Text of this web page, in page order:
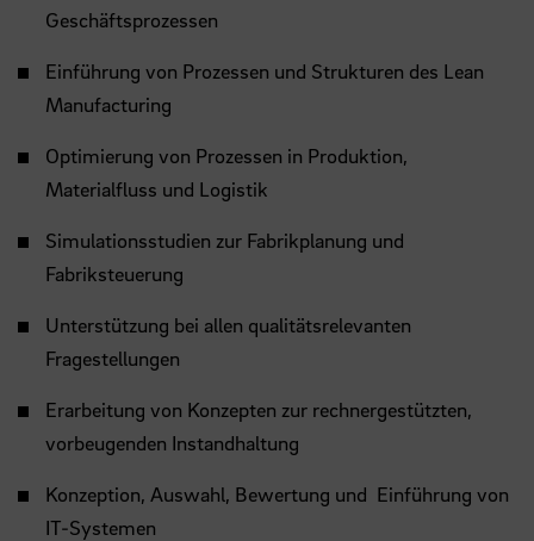
Geschäftsprozessen
Einführung von Prozessen und Strukturen des Lean
Manufacturing
Optimierung von Prozessen in Produktion,
Materialfluss und Logistik
Simulationsstudien zur Fabrikplanung und
Fabriksteuerung
Unterstützung bei allen qualitätsrelevanten
Fragestellungen
Erarbeitung von Konzepten zur rechnergestützten,
vorbeugenden Instandhaltung
Konzeption, Auswahl, Bewertung und Einführung von
IT-Systemen